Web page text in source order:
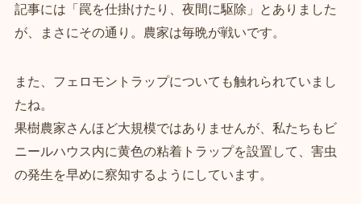
記事には「罠を仕掛けたり、夜間に駆除」とありました
が、まさにその通り。農家は毎晩が戦いです。
また、フェロモントラップについても触れられていまし
たね。
果樹農家さんほど大規模ではありませんが、私たちもビ
ニールハウス内に黄色の粘着トラップを設置して、害虫
の発生を早めに察知するようにしています。